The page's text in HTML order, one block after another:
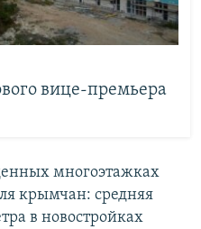
вице-премьера
многоэтажках
крымчан: средняя
в новостройках